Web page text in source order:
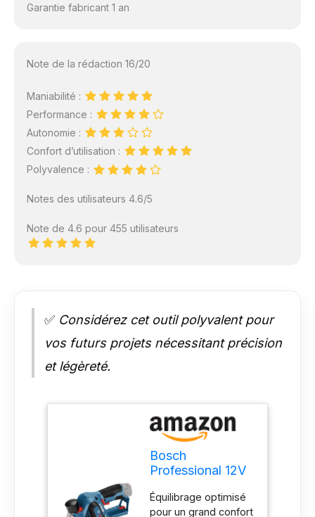
Garantie fabricant 1 an
Note de la rédaction 16/20
Maniabilité :
Performance :
Autonomie :
Confort d’utilisation :
Polyvalence :
Notes des utilisateurs 4.6/5
Note de 4.6 pour 455 utilisateurs
✅ Considérez cet outil polyvalent pour
vos futurs projets nécessitant précision
et légèreté.
Bosch
Professional 12V
sans-fil GHO
Équilibrage optimisé
pour un grand confort